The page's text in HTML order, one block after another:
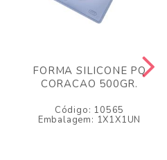
FORMA SILICONE PQ
CORACAO 500GR.
Código: 10565
Embalagem: 1X1X1UN